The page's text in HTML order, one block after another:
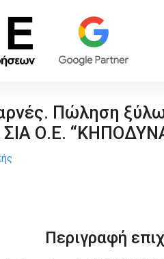
Πώληση
Ο.Ε.
Περιγραφή